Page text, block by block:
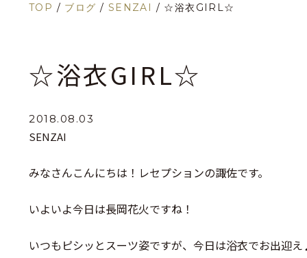
TOP / ブログ / SENZAI / ☆浴衣GIRL☆
☆浴衣GIRL☆
2018.08.03
SENZAI
みなさんこんにちは！レセプションの諏佐です。
いよいよ今日は長岡花火ですね！
いつもピシッとスーツ姿ですが、今日は浴衣でお出迎